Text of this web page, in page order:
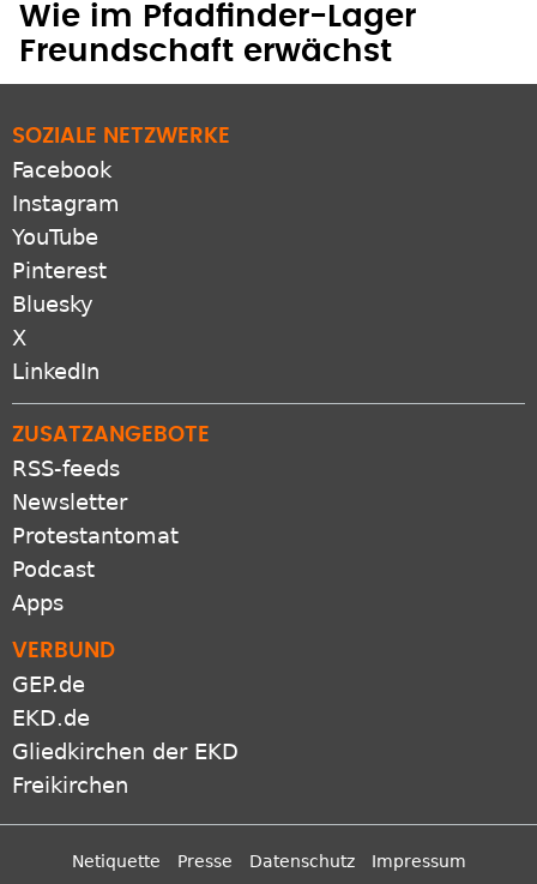
Wie im Pfadfinder-Lager
Freundschaft erwächst
SOZIALE NETZWERKE
Facebook
Instagram
YouTube
Pinterest
Bluesky
X
LinkedIn
ZUSATZANGEBOTE
RSS-feeds
Newsletter
Protestantomat
Podcast
Apps
VERBUND
GEP.de
EKD.de
Gliedkirchen der EKD
Freikirchen
Netiquette Presse Datenschutz Impressum